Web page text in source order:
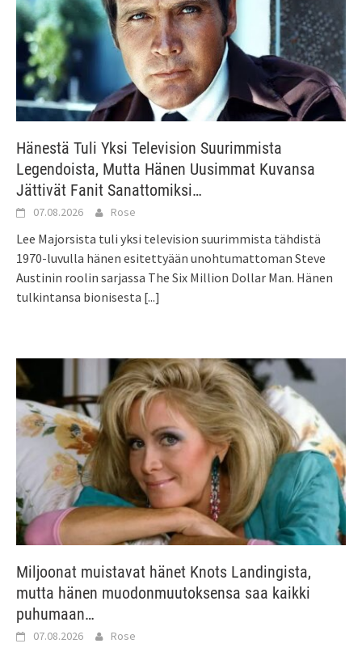
Hänestä Tuli Yksi Television Suurimmista
Legendoista, Mutta Hänen Uusimmat Kuvansa
Jättivät Fanit Sanattomiksi…
07.08.2026 Rose
Lee Majorsista tuli yksi television suurimmista tähdistä
1970-luvulla hänen esitettyään unohtumattoman Steve
Austinin roolin sarjassa The Six Million Dollar Man. Hänen
tulkintansa bionisesta [...]
Miljoonat muistavat hänet Knots Landingista,
mutta hänen muodonmuutoksensa saa kaikki
puhumaan…
07.08.2026 Rose